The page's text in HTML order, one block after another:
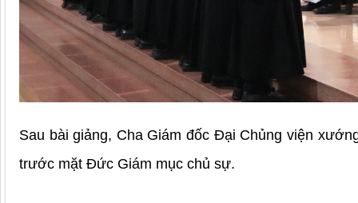
Sau bài giảng, Cha Giám đốc Đại Chủng viện
trước mặt Đức Giám mục chủ sự.